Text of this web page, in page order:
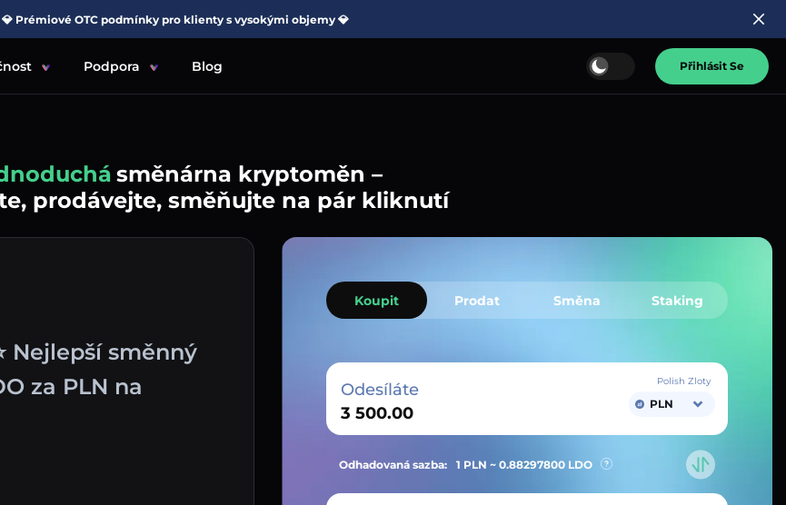
💎 Prémiové OTC podmínky pro klienty s vysokými objemy 💎
Podpora Blog Přihlásit Se
směnárna kryptoměn –
prodávejte, směňujte na pár kliknutí
Nejlepší směnný
za PLN na
Koupit Prodat Směna Staking
Odesíláte Polish Zloty
PLN
Odhadovaná sazba: 1 PLN ~ 0.88297800 LDO